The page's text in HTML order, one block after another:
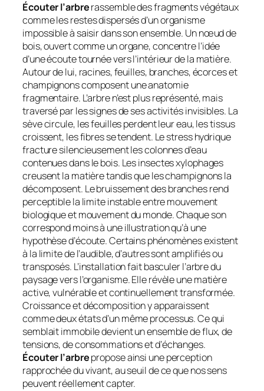
Écouter l’arbrerassemble des fragments végétaux
comme les restes dispersés d’un organisme
impossible à saisir dans son ensemble. Un nœud de
bois, ouvert comme un organe, concentre l’idée
d’une écoute tournée vers l’intérieur de la matière.
Autour de lui, racines, feuilles, branches, écorces et
champignons composent une anatomie
fragmentaire. L’arbre n’est plus représenté, mais
traversé par les signes de ses activités invisibles. La
sève circule, les feuilles perdent leur eau, les tissus
croissent, les fibres se tendent. Le stress hydrique
fracture silencieusement les colonnes d’eau
contenues dans le bois. Les insectes xylophages
creusent la matière tandis que les champignons la
décomposent. Le bruissement des branches rend
perceptible la limite instable entre mouvement
biologique et mouvement du monde. Chaque son
correspond moins à une illustration qu’à une
hypothèse d’écoute. Certains phénomènes existent
à la limite de l’audible, d’autres sont amplifiés ou
transposés. L’installation fait basculer l’arbre du
paysage vers l’organisme. Elle révèle une matière
active, vulnérable et continuellement transformée.
Croissance et décomposition y apparaissent
comme deux états d’un même processus. Ce qui
semblait immobile devient un ensemble de flux, de
tensions, de consommations et d’échanges.
Écouter l’arbrepropose ainsi une perception
rapprochée du vivant, au seuil de ce que nos sens
peuvent réellement capter.